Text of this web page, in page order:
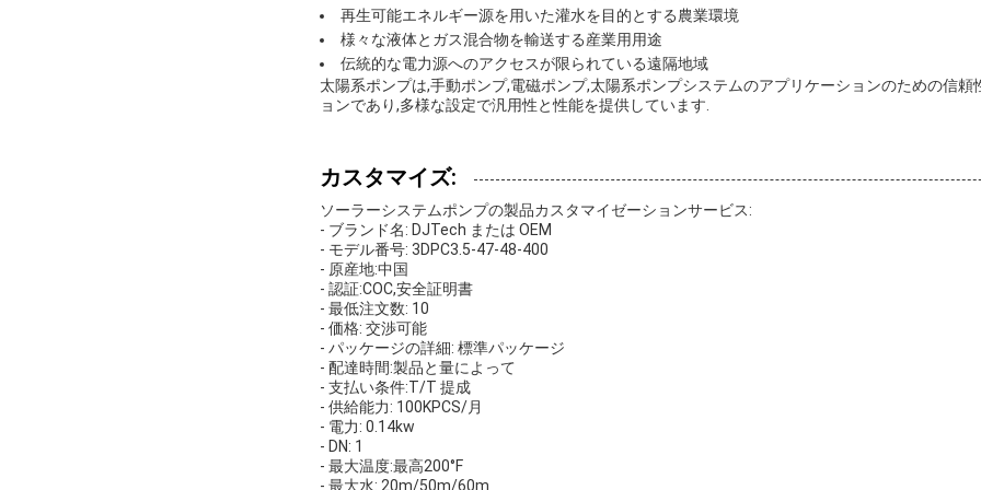
再生可能エネルギー源を用いた灌水を目的とする農業環境
様々な液体とガス混合物を輸送する産業用用途
伝統的な電力源へのアクセスが限られている遠隔地域
太陽系ポンプは,手動ポンプ,電磁ポンプ,太陽系ポンプシステムのアプリケーションのための信頼
ョンであり,多様な設定で汎用性と性能を提供しています.
カスタマイズ:
ソーラーシステムポンプの製品カスタマイゼーションサービス:
- ブランド名: DJTech または OEM
- モデル番号: 3DPC3.5-47-48-400
- 原産地:中国
- 認証:COC,安全証明書
- 最低注文数: 10
- 価格: 交渉可能
- パッケージの詳細: 標準パッケージ
- 配達時間:製品と量によって
- 支払い条件:T/T 提成
- 供給能力: 100KPCS/月
- 電力: 0.14kw
- DN: 1
- 最大温度:最高200°F
- 最大水: 20m/50m/60m